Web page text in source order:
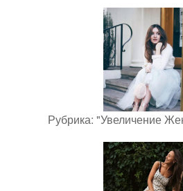
Рубрика: "Увеличение